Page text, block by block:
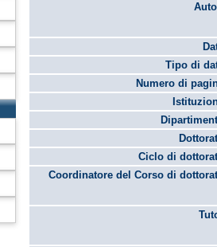
Tipo di
Numero di
Ciclo di
Coordinatore del Corso di